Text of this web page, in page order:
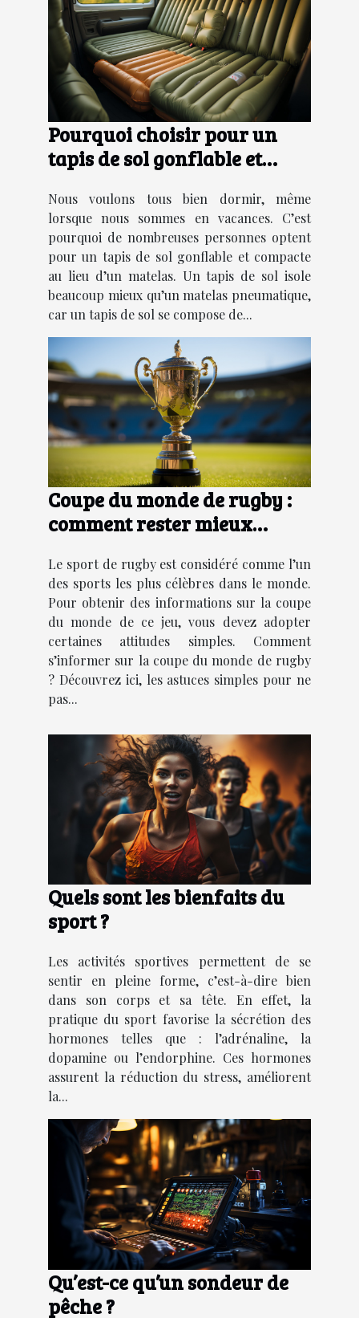
Pourquoi choisir pour un
tapis de sol gonflable et
Nous voulons tous bien dormir, même
lorsque nous sommes en vacances. C’est
pourquoi de nombreuses personnes optent
pour un tapis de sol gonflable et compacte
au lieu d’un matelas. Un tapis de sol isole
beaucoup mieux qu’un matelas pneumatique,
car un tapis de sol se compose de...
Coupe du monde de rugby :
comment rester mieux
Le sport de rugby est considéré comme l’un
des sports les plus célèbres dans le monde.
Pour obtenir des informations sur la coupe
du monde de ce jeu, vous devez adopter
certaines attitudes simples. Comment
s’informer sur la coupe du monde de rugby
? Découvrez ici, les astuces simples pour ne
pas...
Quels sont les bienfaits du
sport ?
Les activités sportives permettent de se
sentir en pleine forme, c’est-à-dire bien
dans son corps et sa tête. En effet, la
pratique du sport favorise la sécrétion des
hormones telles que : l’adrénaline, la
dopamine ou l’endorphine. Ces hormones
assurent la réduction du stress, améliorent
la...
Qu’est-ce qu’un sondeur de
pêche ?